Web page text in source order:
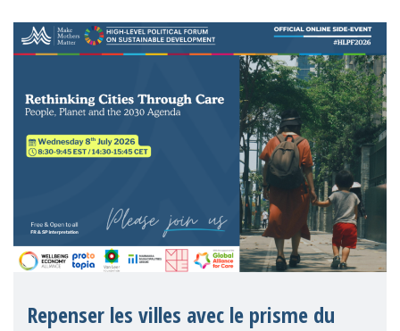
inspirante, où nous, les mères, nous somm
Repenser les villes avec le prisme du